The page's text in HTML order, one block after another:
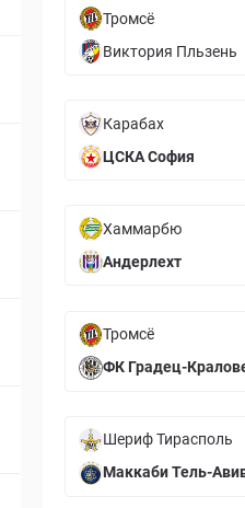
Тромсё
Виктория Пльзень
Карабах
ЦСКА София
Хаммарбю
Андерлехт
Тромсё
ФК Градец-
Шериф Тирасполь
Маккаби Тель-